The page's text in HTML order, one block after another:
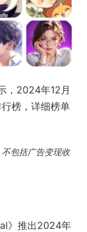
，2024年12月
榜，详细榜单
包括⼴告变现收
》推出2024年